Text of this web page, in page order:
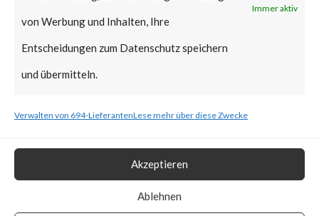
von Werbung und Inhalten, Ihre
Entscheidungen zum Datenschutz speichern
und übermitteln.
Immer aktiv
Verwalten von 694-LieferantenLese mehr über diese Zwecke
Akzeptieren
Ablehnen
At the time of posting, there is
no patch available; Ivanti has
released workarounds as the
actively being exploited in the
wild. FortiGuard Labs strongly
recommends users to apply
patches as soon as they are